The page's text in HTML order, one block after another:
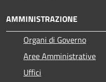
AMMINISTRAZIONE
Organi di Governo
Aree Amministrative
Uffici